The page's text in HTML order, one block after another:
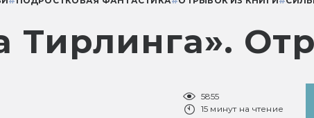
Тирлинга».
5855
15 минут на чтение